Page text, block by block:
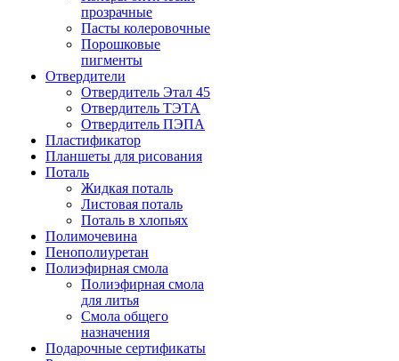
прозрачные
Пасты колеровочные
Порошковые
пигменты
Отвердители
Отвердитель Этал 45
Отвердитель ТЭТА
Отвердитель ПЭПА
Пластификатор
Планшеты для рисования
Поталь
Жидкая поталь
Листовая поталь
Поталь в хлопьях
Полимочевина
Пенополиуретан
Полиэфирная смола
Полиэфирная смола
для литья
Смола общего
назначения
Подарочные сертификаты